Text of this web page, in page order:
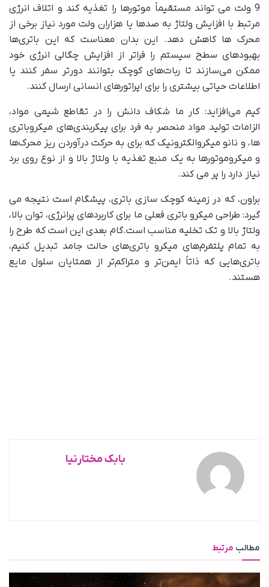
9 ولت می تواند مستقیماً موتورها را تغذیه کند و اتلاف انرژی
مرتبط با افزایش ولتاژ به صدها یا هزاران ولت مورد نیاز برخی از
محرک ها کاهش دهد. این بدان معناست که این باتری‌ها
بهبودهای سطح سیستم را فراتر از افزایش چگالی انرژی خود
ممکن می‌سازند تا ربات‌های کوچک بتوانند دورتر سفر کنند یا
اطلاعات حیاتی بیشتری را برای اپراتورهای انسانی ارسال کنند.
کیم می‌افزاید: کار ما شکاف دانش را در تقاطع شیمی مواد،
الزامات تولید مواد منحصر به فرد برای پیکربندی‌های میکروباتری
ها، و نانو میکروالکترونیک که برای به حرکت درآوردن ریز محرک‌ها
و میکروموتورها به یک منبع تغذیه با ولتاژ بالا و از نوع روی برد
نیاز دارد را پر می کند.
براون، که در زمینه کوچک سازی باتری، پیشگام است نتیجه می
گیرد: طراحی میکرو باتری فعلی ما برای کاربردهای پرانرژی، توان بالا،
ولتاژ بالا و تک تخلیه مناسب است.گام بعدی این است که طرح را
به تمام پلتفرم‌های میکرو باتری‌های حالت جامد تبدیل کنیم،
باتری‌هایی که ذاتاً ایمن‌تر و متراکم‌تر از همتایان سلول مایع
هستند.
بابک مختارنیا
مطالب مرتبط